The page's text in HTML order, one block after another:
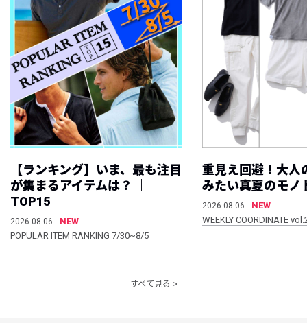
【ランキング】いま、最も注目
が集まるアイテムは？ ｜
TOP15
2026.08.06
NEW
POPULAR ITEM RANKING 7/30~8/5
重見え回避！大人
みたい真夏のモノ
2026.08.06
NEW
WEEKLY COORDINATE
すべて見る